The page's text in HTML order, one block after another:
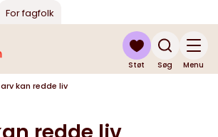
For fagfolk
Søg
Støt Menu
kan redde liv